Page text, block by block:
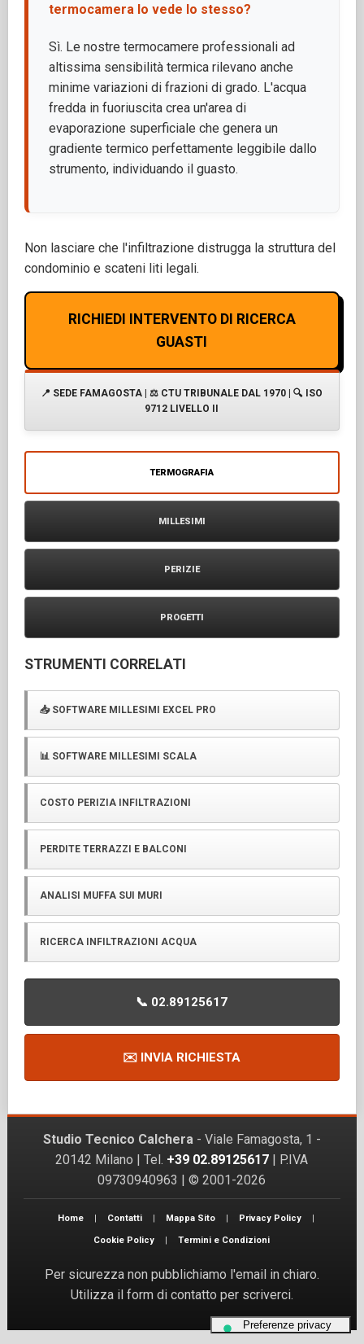
termocamera lo vede lo stesso?
Sì. Le nostre termocamere professionali ad
altissima sensibilità termica rilevano anche
minime variazioni di frazioni di grado. L'acqua
fredda in fuoriuscita crea un'area di
evaporazione superficiale che genera un
gradiente termico perfettamente leggibile dallo
strumento, individuando il guasto.
Non lasciare che l'infiltrazione distrugga la struttura del
condominio e scateni liti legali.
RICHIEDI INTERVENTO DI RICERCA
GUASTI
📍 SEDE FAMAGOSTA | ⚖️ CTU TRIBUNALE DAL 1970 | 🔍 ISO
9712 LIVELLO II
TERMOGRAFIA
MILLESIMI
PERIZIE
PROGETTI
STRUMENTI CORRELATI
📥 SOFTWARE MILLESIMI EXCEL PRO
📊 SOFTWARE MILLESIMI SCALA
COSTO PERIZIA INFILTRAZIONI
PERDITE TERRAZZI E BALCONI
ANALISI MUFFA SUI MURI
RICERCA INFILTRAZIONI ACQUA
📞 02.89125617
✉️ INVIA RICHIESTA
Studio Tecnico Calchera - Viale Famagosta, 1 -
20142 Milano | Tel. +39 02.89125617 | P.IVA
09730940963 | © 2001-2026
Home | Contatti | Mappa Sito | Privacy Policy |
Cookie Policy | Termini e Condizioni
Per sicurezza non pubblichiamo l'email in chiaro.
Utilizza il form di contatto per scriverci.